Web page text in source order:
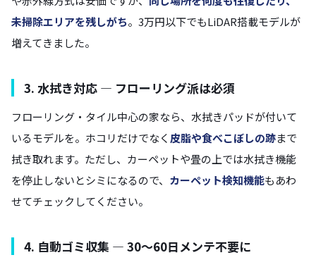
未掃除エリアを残しがち。3万円以下でもLiDAR搭載モデルが
増えてきました。
3. 水拭き対応 — フローリング派は必須
フローリング・タイル中心の家なら、水拭きパッドが付いて
いるモデルを。ホコリだけでなく 皮脂や食べこぼしの跡まで
拭き取れます。ただし、カーペットや畳の上では水拭き機能
を停止しないとシミになるので、 カーペット検知機能もあわ
せてチェックしてください。
4. 自動ゴミ収集 — 30〜60日メンテ不要に